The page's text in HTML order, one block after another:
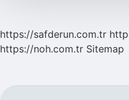
https://safderun.com.tr
https://noh.com.tr Sitemap